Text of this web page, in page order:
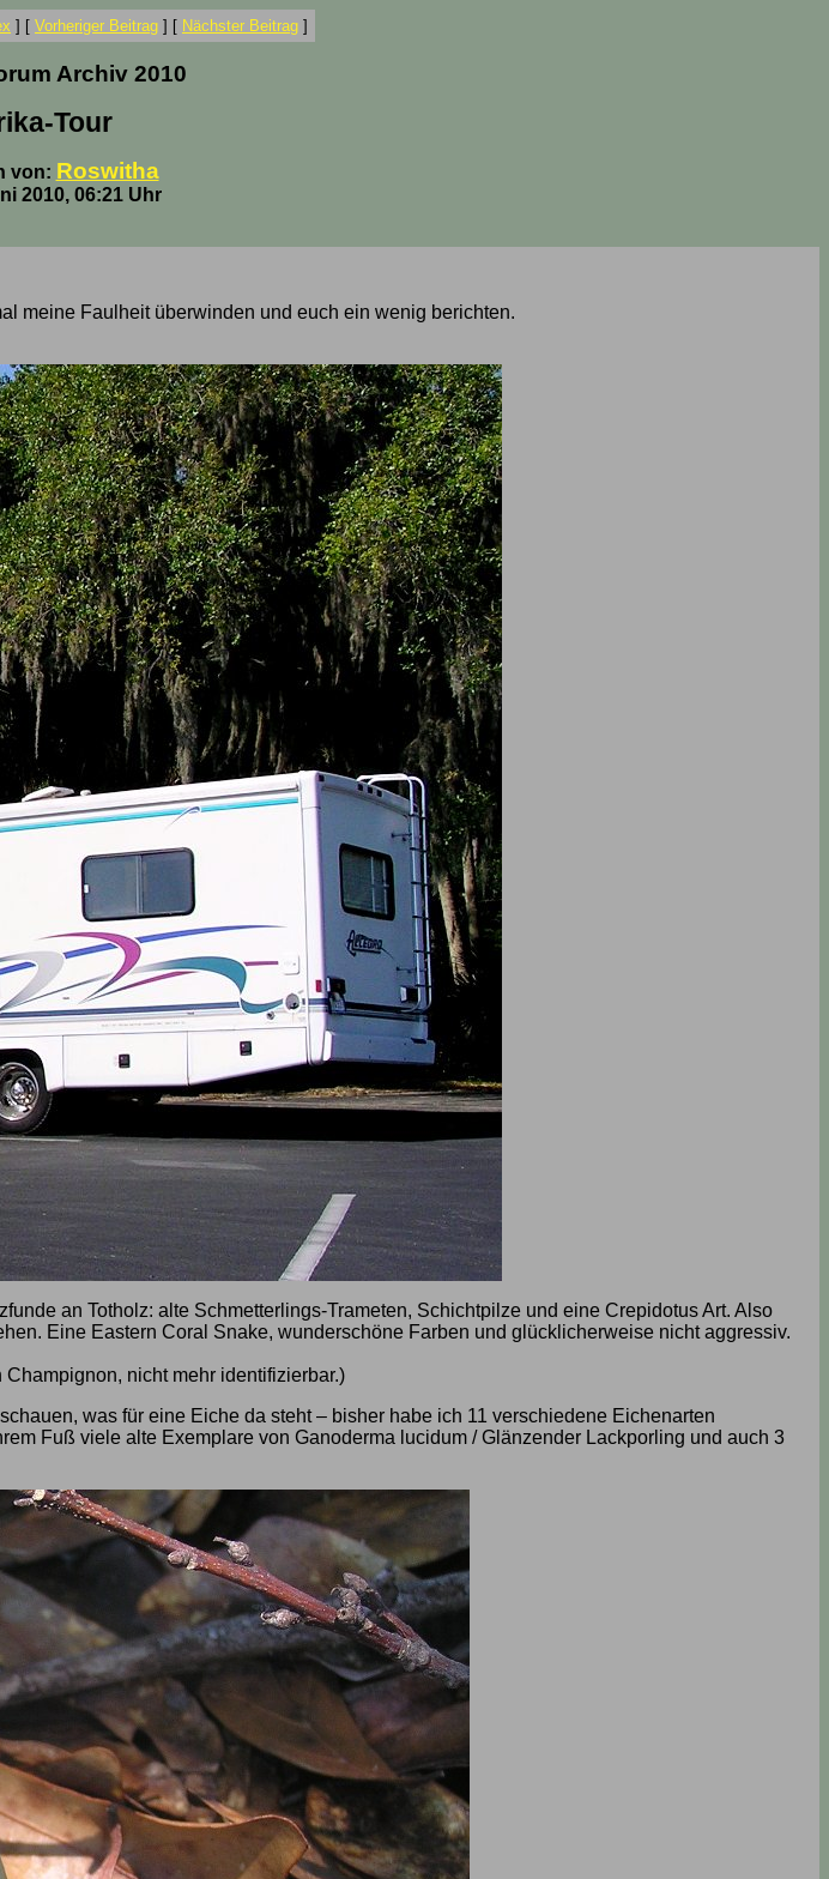
] [ Vorheriger Beitrag ] [ Nächster Beitrag ]
Archiv 2010
Tour
von: Roswitha
2010, 06:21 Uhr
meine Faulheit überwinden und euch ein wenig berichten.
an Totholz: alte Schmetterlings-Trameten, Schichtpilze und eine Crepidotus Art. Also
Eine Eastern Coral Snake, wunderschöne Farben und glücklicherweise nicht aggressiv.
nicht mehr identifizierbar.)
was für eine Eiche da steht – bisher habe ich 11 verschiedene Eichenarten
Fuß viele alte Exemplare von Ganoderma lucidum / Glänzender Lackporling und auch 3